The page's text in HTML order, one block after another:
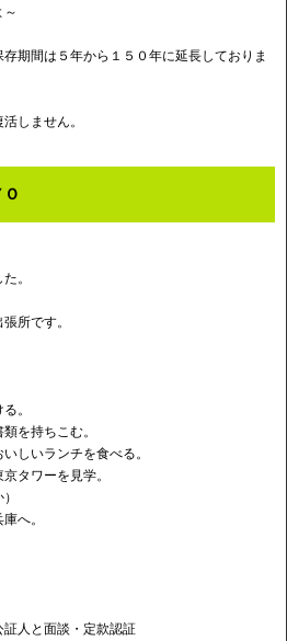
～
期間は５年から１５０年に延長しておりま
しません。
。
所です。
。
を持ちこむ。
しいランチを食べる。
タワーを見学。
へ。
人と面談・定款認証